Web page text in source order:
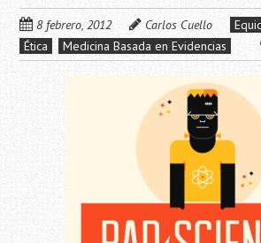
8 febrero, 2012 Carlos Cuello
Ética
Medicina Basada en Evidencias